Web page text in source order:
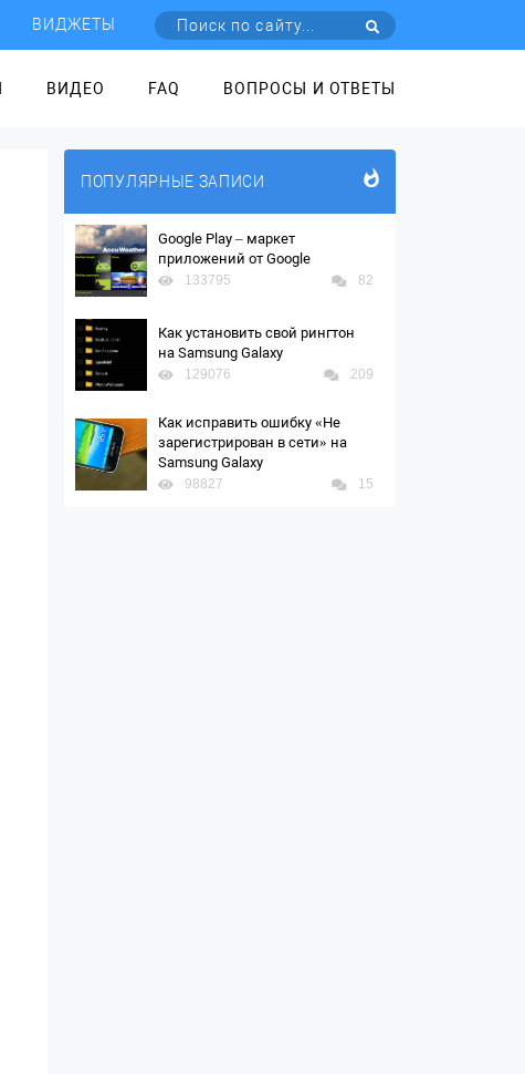
ВИДЖЕТЫ
ВИДЕО FAQ ВОПРОСЫ И ОТВЕТЫ
ПОПУЛЯРНЫЕ ЗАПИСИ
Google Play – маркет
приложений от Google
133795 82
Как установить свой рингтон
на Samsung Galaxy
129076 209
Как исправить ошибку «Не
зарегистрирован в сети» на
Samsung Galaxy
98827 15